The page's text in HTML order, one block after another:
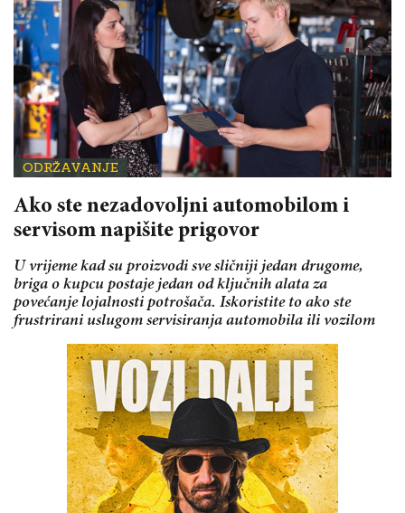
ODRŽAVANJE
Ako ste nezadovoljni automobilom i
servisom napišite prigovor
U vrijeme kad su proizvodi sve sličniji jedan drugome,
briga o kupcu postaje jedan od ključnih alata za
povećanje lojalnosti potrošača. Iskoristite to ako ste
frustrirani uslugom servisiranja automobila ili vozilom